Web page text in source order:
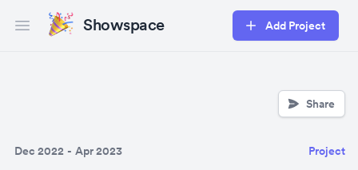
Open main menuShowspace Add Project
Share
Dec 2022 - Apr 2023 Project